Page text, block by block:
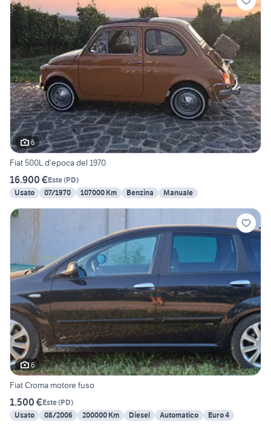
6
Fiat 500L d’epoca del 1970
16.900 €Este(PD)
Usato
07/1970 107000 Km Benzina Manuale
6
Fiat Croma motore fuso
1.500 €Este(PD)
Usato
08/2006 200000 Km Diesel Automatico Euro 4